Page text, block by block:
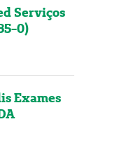
Serviços
0)
Exames